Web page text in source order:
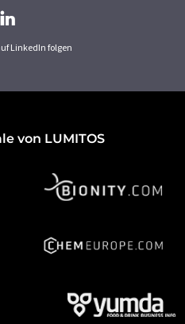
LinkedIn folgen
von LUMITOS